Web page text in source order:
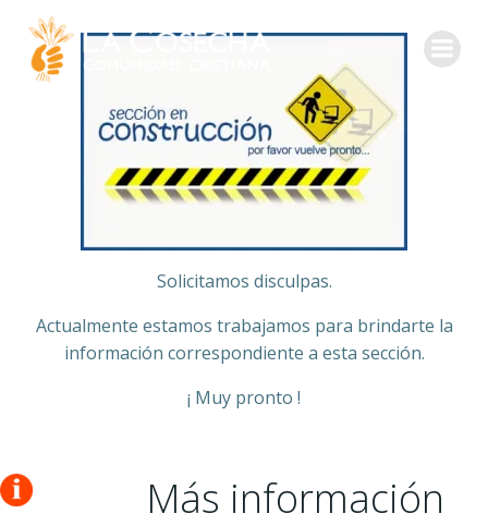
Solicitamos disculpas.
Actualmente estamos trabajamos para brindarte la
información correspondiente a esta sección.
¡ Muy pronto !
Más información